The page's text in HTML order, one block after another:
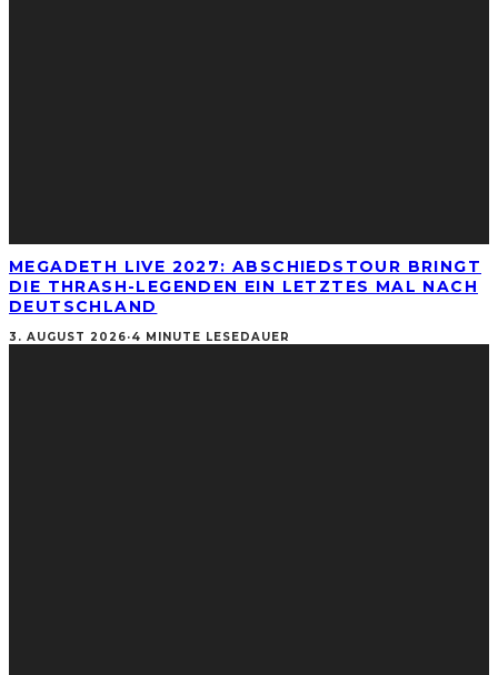
MEGADETH LIVE 2027: ABSCHIEDSTOUR BRINGT
DIE THRASH-LEGENDEN EIN LETZTES MAL NACH
DEUTSCHLAND
3. AUGUST 2026·4 MINUTE LESEDAUER